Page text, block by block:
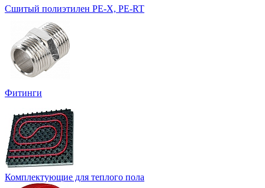
Сшитый полиэтилен PE-X, PE-RT
Фитинги
Комплектующие для теплого пола